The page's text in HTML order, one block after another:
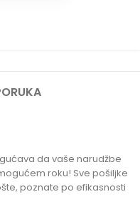
da vaše narudžbe
roku! Sve pošiljke
poznate po efikasnosti